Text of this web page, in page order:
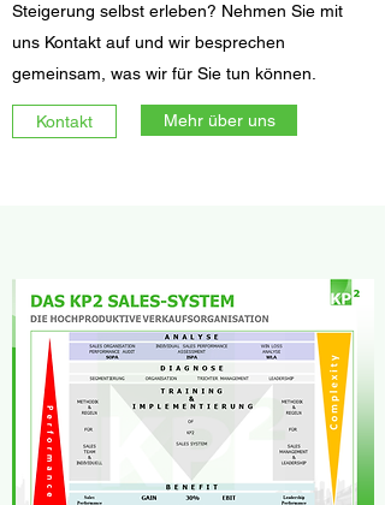
Steigerung selbst erleben? Nehmen Sie mit
uns Kontakt auf und wir besprechen
gemeinsam, was wir für Sie tun können.
Kontakt Mehr über uns